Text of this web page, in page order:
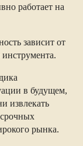
работает на
зависит от
в будущем,
извлекать
рынка.